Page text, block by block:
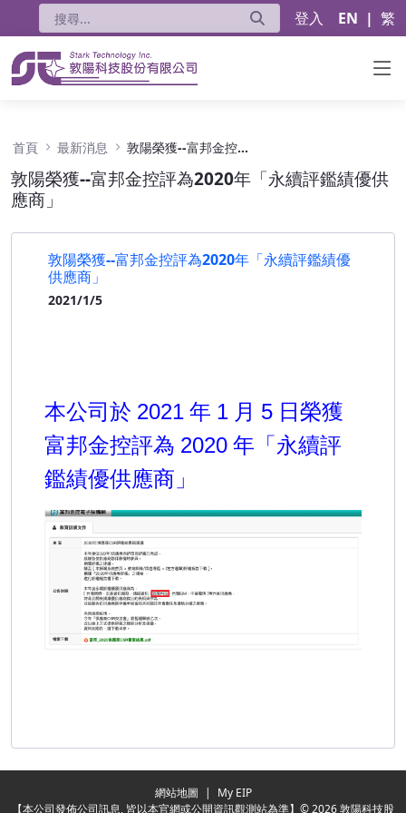
登入 EN | 繁
首頁 最新消息 敦陽榮獲--富邦金控評為2020年「永續評鑑績優供應商」
敦陽榮獲--富邦金控評為2020年「永續評鑑績優供
應商」
敦陽榮獲--富邦金控評為2020年「永續評鑑績優
供應商」
2021/1/5
本公司於 2021 年 1 月 5 日榮獲
富邦金控評為 2020 年「永續評
鑑績優供應商」
網站地圖 |
My EIP
【本公司發佈公司訊息, 皆以本官網或公開資訊觀測站為準】© 2026 敦陽科技股